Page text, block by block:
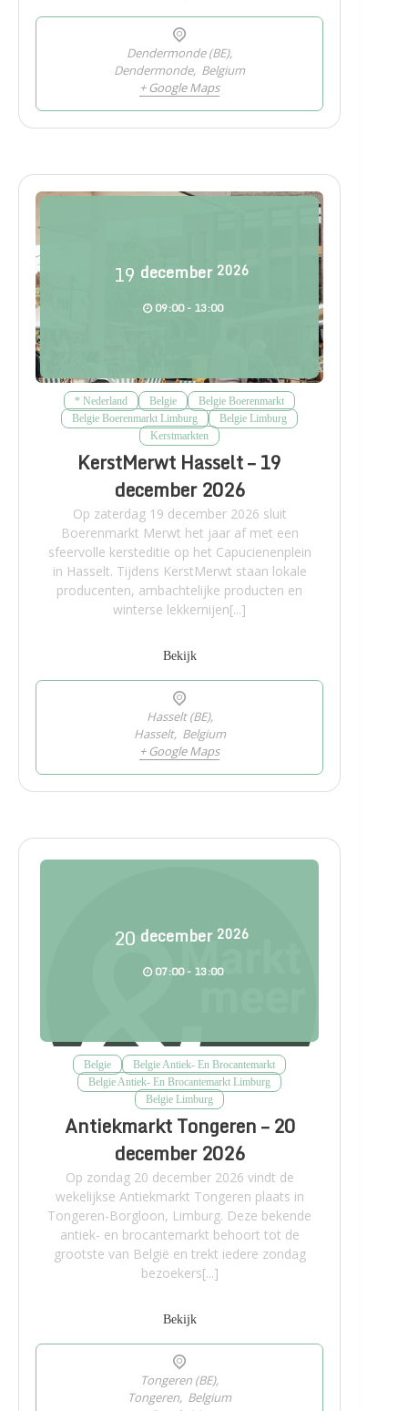
Dendermonde (BE),
Dendermonde, Belgium
+ Google Maps
19 december 2026
09:00 - 13:00
* Nederland Belgie
Belgie Boerenmarkt
Belgie Boerenmarkt Limburg
Belgie Limburg
Kerstmarkten
KerstMerwt Hasselt – 19
december 2026
Op zaterdag 19 december 2026 sluit
Boerenmarkt Merwt het jaar af met een
sfeervolle kersteditie op het Capucienenplein
in Hasselt. Tijdens KerstMerwt staan lokale
producenten, ambachtelijke producten en
winterse lekkernijen[...]
Bekijk
Hasselt (BE),
Hasselt, Belgium
+ Google Maps
20 december 2026
07:00 - 13:00
Belgie
Belgie Antiek- En Brocantemarkt
Belgie Antiek- En Brocantemarkt Limburg
Belgie Limburg
Antiekmarkt Tongeren – 20
december 2026
Op zondag 20 december 2026 vindt de
wekelijkse Antiekmarkt Tongeren plaats in
Tongeren-Borgloon, Limburg. Deze bekende
antiek- en brocantemarkt behoort tot de
grootste van België en trekt iedere zondag
bezoekers[...]
Bekijk
Tongeren (BE),
Tongeren, Belgium